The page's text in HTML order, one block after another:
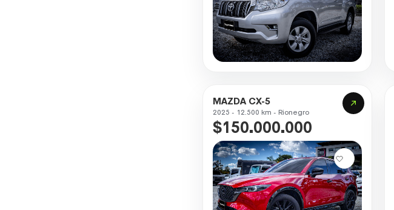
MAZDA CX-5
2025 - 12.500 km - Rionegro
$150.000.000